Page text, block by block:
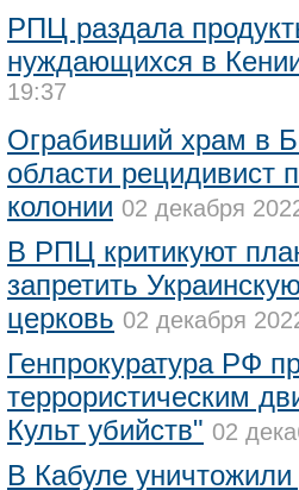
РПЦ раздала
нуждающихся в
19:37
Ограбивший храм в
области рецидивист
колонии 02 декабря
В РПЦ критикуют
запретить
церковь 02 декабря
Генпрокуратура РФ
террористическим
Культ убийств" 02
В Кабуле уничтожили